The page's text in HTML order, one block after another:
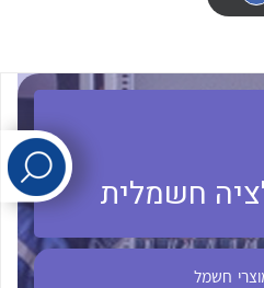
חשמלית
חשמל